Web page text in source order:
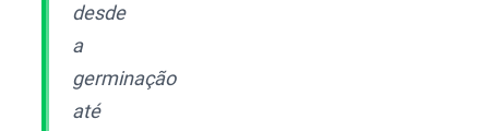
desde
a
germinação
até